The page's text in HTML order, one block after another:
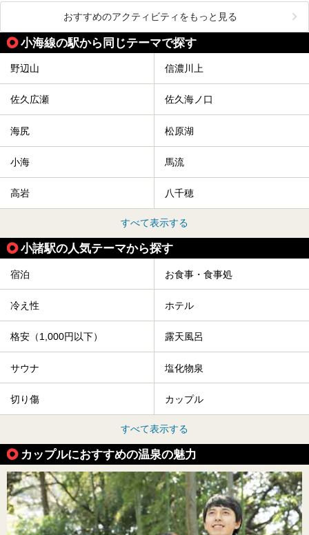
おすすめのアクティビティをもっと見る
小海線の駅から同じテーマで探す
野辺山 信濃川上
佐久広瀬 佐久海ノ口
海尻 松原湖
小海 馬流
高岩 八千穂
すべて表示する
小諸駅の人気テーマから探す
宿泊 お食事・食事処
冷え性 ホテル
格安（1,000円以下） 露天風呂
サウナ 塩化物泉
切り傷 カップル
すべて表示する
カップルにおすすめの温泉の魅力